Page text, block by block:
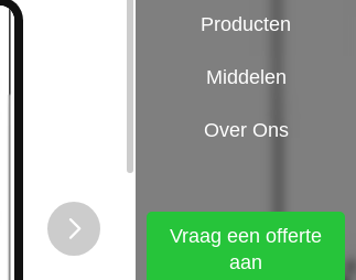
Producten
Middelen
Over Ons
Vraag een offerte
aan